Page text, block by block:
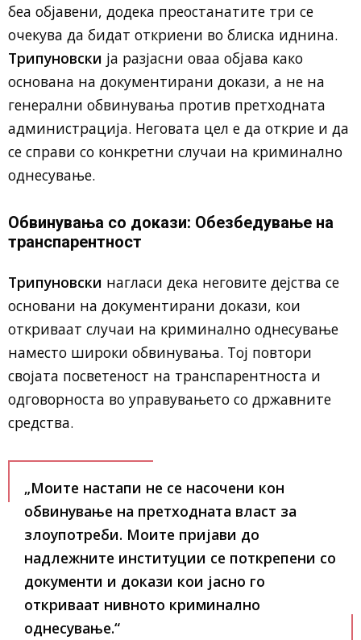
беа објавени, додека преостанатите три се
очекува да бидат откриени во блиска иднина.
Трипуновски ја разјасни оваа објава како
основана на документирани докази, а не на
генерални обвинувања против претходната
администрација. Неговата цел е да открие и да
се справи со конкретни случаи на криминално
однесување.
Обвинувања со докази: Обезбедување на
транспарентност
Трипуновски нагласи дека неговите дејства се
основани на документирани докази, кои
откриваат случаи на криминално однесување
наместо широки обвинувања. Тој повтори
својата посветеност на транспарентноста и
одговорноста во управувањето со државните
средства.
„Моите настапи не се насочени кон
обвинување на претходната власт за
злоупотреби. Моите пријави до
надлежните институции се поткрепени со
документи и докази кои јасно го
откриваат нивното криминално
однесување.“